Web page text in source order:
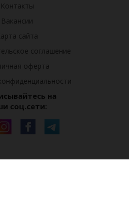
Контакты
Вакансии
сайта
соглашение
оферта
на
соц.сети: